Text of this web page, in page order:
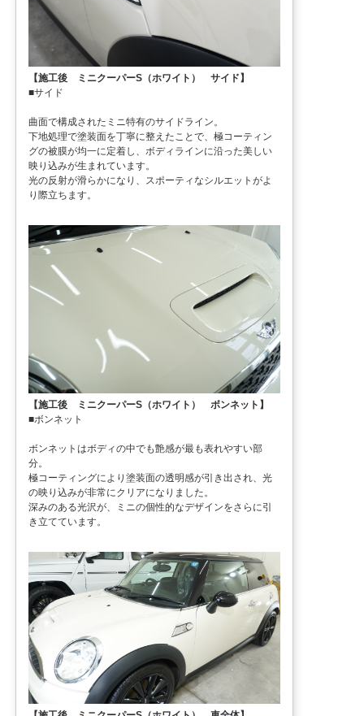
【施工後 ミニクーパーS（ホワイト） サイド】
■サイド
曲面で構成されたミニ特有のサイドライン。
下地処理で塗装面を丁寧に整えたことで、極コーティン
グの被膜が均一に定着し、ボディラインに沿った美しい
映り込みが生まれています。
光の反射が滑らかになり、スポーティなシルエットがよ
り際立ちます。
【施工後 ミニクーパーS（ホワイト） ボンネット】
■ボンネット
ボンネットはボディの中でも艶感が最も表れやすい部
分。
極コーティングにより塗装面の透明感が引き出され、光
の映り込みが非常にクリアになりました。
深みのある光沢が、ミニの個性的なデザインをさらに引
き立てています。